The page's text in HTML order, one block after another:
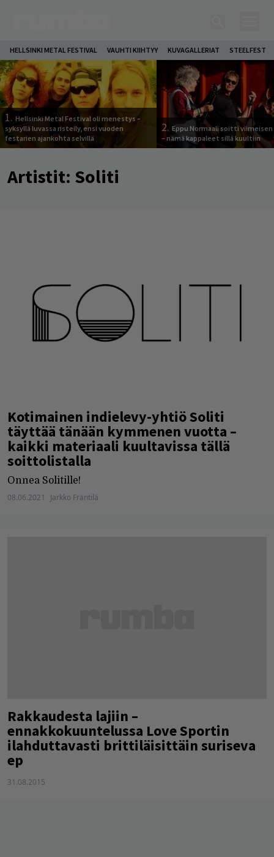
HELLSINKI METAL FESTIVAL VAUHTI KIIHTYY KUVAGALLERIAT STEELFEST
1. Hellsinki Metal Festival oli menestys –
syksyllä luvassa risteily, ensi vuoden
festarien ajankohta selvillä
2. Eppu Normaali soitti viimeisen
– nämä kappaleet sillä kuultiin
Artistit: Soliti
Kotimainen indielevy-yhtiö Soliti
täyttää tänään kymmenen vuotta –
kaikki materiaali kuultavissa tällä
soittolistalla
Onnea Solitille!
08.06.2021 Jarkko Fräntilä
Rakkaudesta lajiin –
ennakkokuuntelussa Love Sportin
ilahduttavasti brittiläisittäin suriseva
ep
31.08.2015